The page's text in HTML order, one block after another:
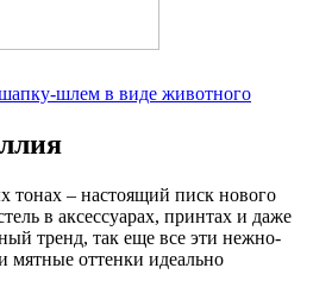
шлем в виде животного
тонах – настоящий писк нового
в аксессуарах, принтах и даже
тренд, так еще все эти нежно-
мятные оттенки идеально